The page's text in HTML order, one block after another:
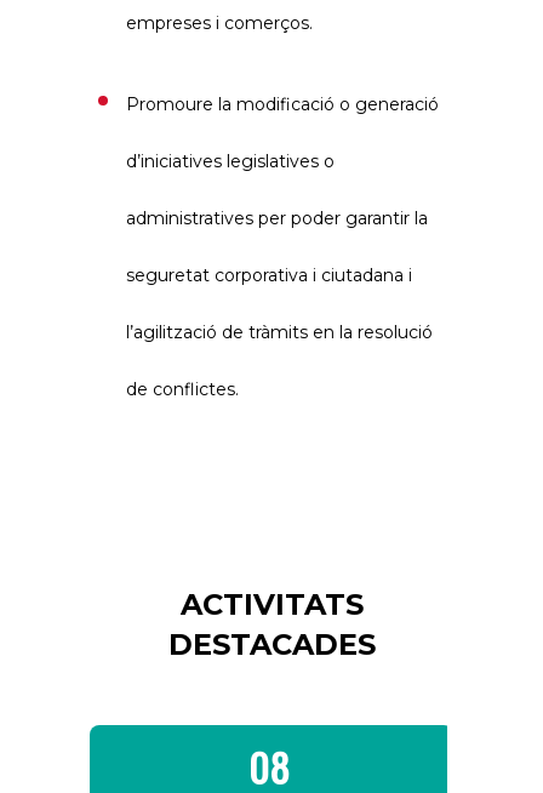
empreses i comerços.
Promoure la modificació o generació
d’iniciatives legislatives o
administratives per poder garantir la
seguretat corporativa i ciutadana i
l’agilització de tràmits en la resolució
de conflictes.
ACTIVITATS
DESTACADES
08